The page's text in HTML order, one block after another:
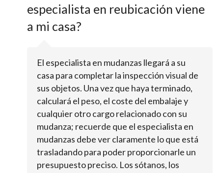
especialista en reubicación viene
a mi casa?
El especialista en mudanzas llegará a su
casa para completar la inspección visual de
sus objetos. Una vez que haya terminado,
calculará el peso, el coste del embalaje y
cualquier otro cargo relacionado con su
mudanza; recuerde que el especialista en
mudanzas debe ver claramente lo que está
trasladando para poder proporcionarle un
presupuesto preciso. Los sótanos, los